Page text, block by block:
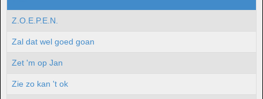
Z.O.E.P.E.N.
Zal dat wel goed goan
Zet 'm op Jan
Zie zo kan 't ok